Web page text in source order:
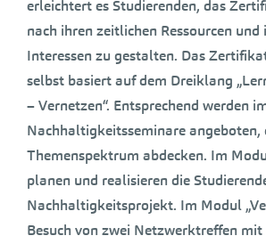
erleichtert es Studierenden, das
nach ihren zeitlichen Ressourcen
Interessen zu gestalten. Das
selbst basiert auf dem Dreiklang
– Vernetzen“. Entsprechend werden
Nachhaltigkeitsseminare angeboten,
Themenspektrum abdecken. Im
planen und realisieren die
Nachhaltigkeitsprojekt. Im Modul
Besuch von zwei Netzwerktreffen mit